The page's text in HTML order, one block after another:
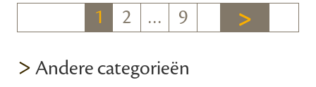
1 2 … 9
> Andere categorieën